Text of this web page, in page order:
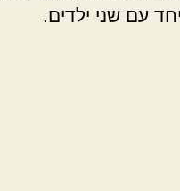
עם שני ילדים.